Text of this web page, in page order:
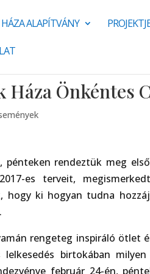
ALAPÍTVÁNY
Háza Önkéntes
pénteken rendeztük meg
es terveit,
hogy ki hogyan tudna
rengeteg inspiráló ötlet
lelkesedés birtokában
február 24-én,